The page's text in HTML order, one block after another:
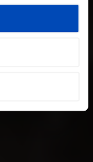
findest du in